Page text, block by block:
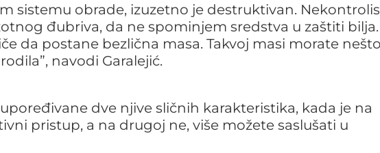
sistemu obrade, izuzetno je destruktivan.
đubriva, da ne spominjem sredstva u zaštiti bilja.
da postane bezlična masa. Takvoj masi morate
navodi Garalejić.
dve njive sličnih karakteristika, kada je na
pristup, a na drugoj ne, više možete saslušati u